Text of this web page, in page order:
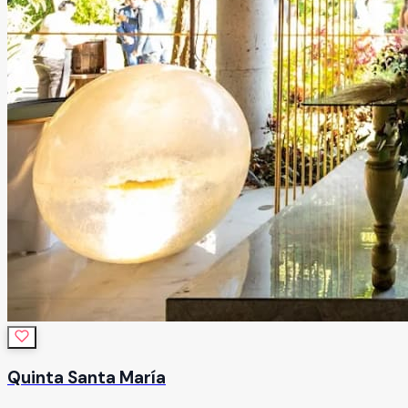
Quinta Santa María